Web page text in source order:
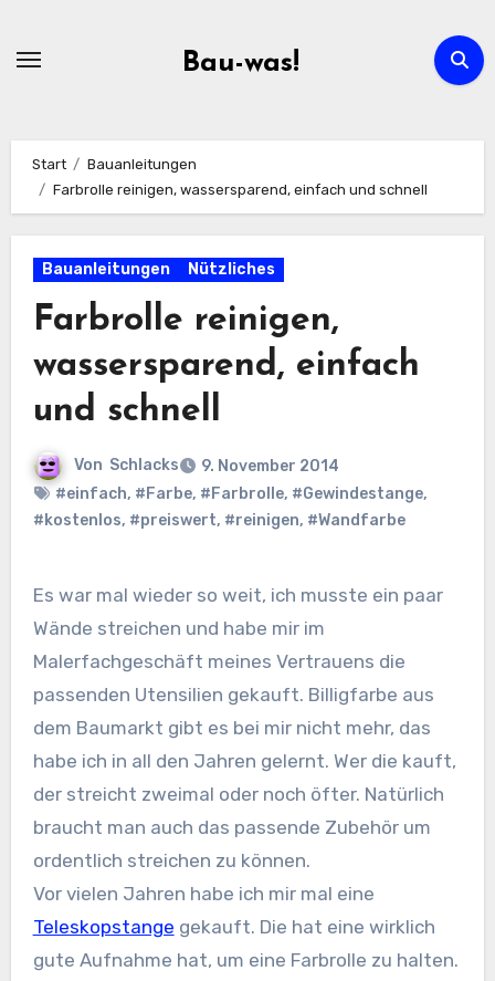
Bau-was!
Start
Bauanleitungen
Farbrolle reinigen, wassersparend, einfach und schnell
Bauanleitungen Nützliches
Farbrolle reinigen,
wassersparend, einfach
und schnell
Von Schlacks
9. November 2014
#einfach, #Farbe, #Farbrolle, #Gewindestange,
#kostenlos, #preiswert, #reinigen, #Wandfarbe
Es war mal wieder so weit, ich musste ein paar
Wände streichen und habe mir im
Malerfachgeschäft meines Vertrauens die
passenden Utensilien gekauft. Billigfarbe aus
dem Baumarkt gibt es bei mir nicht mehr, das
habe ich in all den Jahren gelernt. Wer die kauft,
der streicht zweimal oder noch öfter. Natürlich
braucht man auch das passende Zubehör um
ordentlich streichen zu können.
Vor vielen Jahren habe ich mir mal eine
Teleskopstange gekauft. Die hat eine wirklich
gute Aufnahme hat, um eine Farbrolle zu halten.